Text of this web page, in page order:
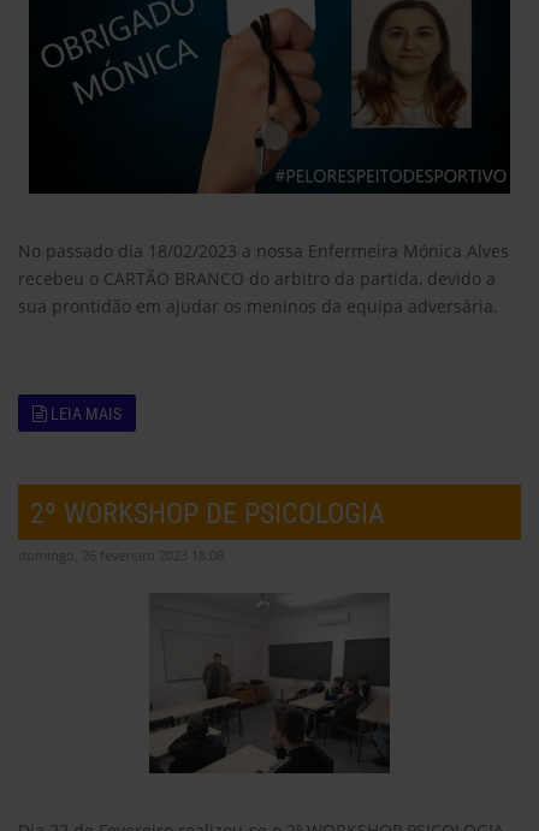
No passado dia 18/02/2023 a nossa Enfermeira Mónica Alves
recebeu o CARTÃO BRANCO do arbitro da partida, devido a
sua prontidão em ajudar os meninos da equipa adversária.
LEIA MAIS
2º WORKSHOP DE PSICOLOGIA
domingo, 26 fevereiro 2023 18:08